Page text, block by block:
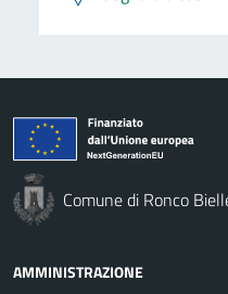
Comune di Ronco
AMMINISTRAZIONE